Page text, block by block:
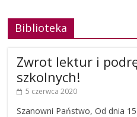
Biblioteka
Zwrot lektur i
szkolnych!
5 czerwca 2020
Szanowni Państwo, Od dnia